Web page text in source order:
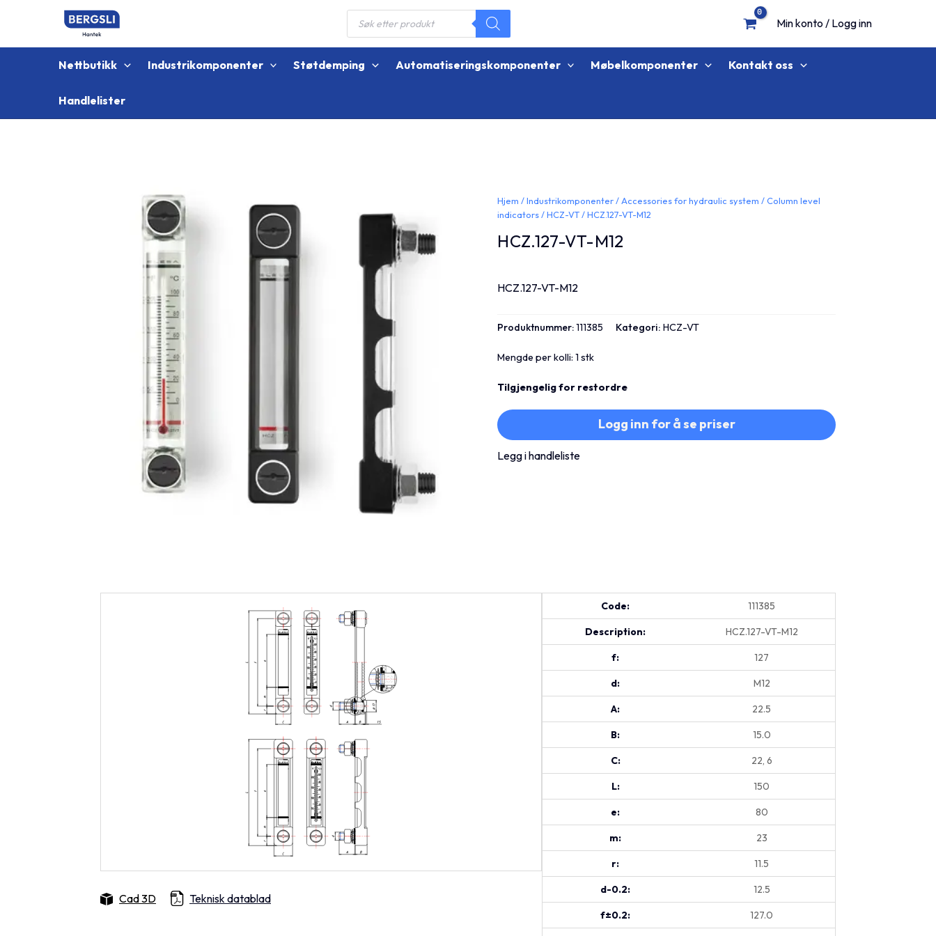
Products
search
Min konto / Logg inn
Nettbutikk Industrikomponenter Støtdemping Automatiseringskomponenter Møbelkomponenter Kontakt oss
Handlelister
Hjem /Industrikomponenter/ Accessories for hydraulic system /Column level
indicators/HCZ-VT/ HCZ.127-VT-M12
HCZ.127-VT-M12
HCZ.127-VT-M12
Produktnummer:111385 Kategori:HCZ-VT
Mengde per kolli: 1 stk
Tilgjengelig for restordre
Logg inn for å se priser
Legg i handleliste
Code: 111385
Description: HCZ.127-VT-M12
f: 127
d: M12
A: 22.5
B: 15.0
C: 22, 6
L: 150
e: 80
m: 23
r: 11.5
d-0.2: 12.5
f±0.2: 127.0
Cad 3D Teknisk datablad